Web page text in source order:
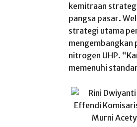
kemitraan
pangsa pasar.
strategi utama
mengembangkan
nitrogen UHP.
memenuhi